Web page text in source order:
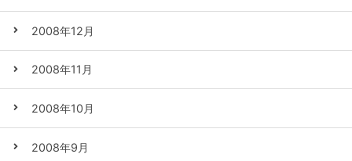
2008年12月
2008年11月
2008年10月
2008年9月